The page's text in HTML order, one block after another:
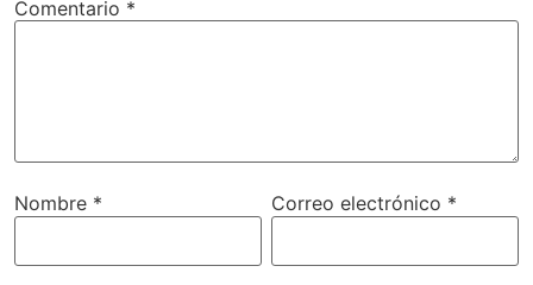
Comentario *
Nombre * Correo electrónico *